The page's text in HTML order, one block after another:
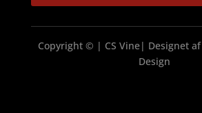
Copyright © | CS Vine| Designet af
Design